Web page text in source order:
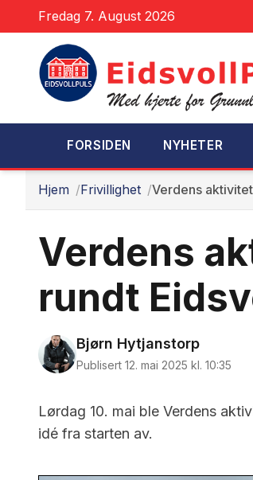
Fredag 7. August 2026
FORSIDEN NYHETER
Hjem Frivillighet Verdens
Verdens
rundt
Bjørn Hytjanstorp
Publisert 12. mai 2025 kl. 10:35
Lørdag 10. mai ble Verdens
idé fra starten av.